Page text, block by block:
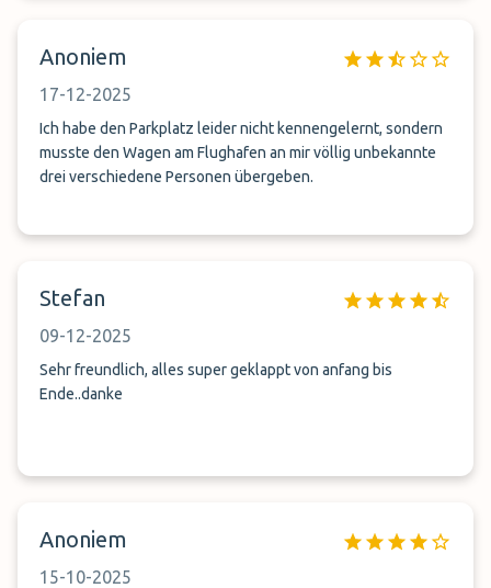
Anoniem
17-12-2025
Ich habe den Parkplatz leider nicht kennengelernt, sondern
musste den Wagen am Flughafen an mir völlig unbekannte
drei verschiedene Personen übergeben.
Stefan
09-12-2025
Sehr freundlich, alles super geklappt von anfang bis
Ende..danke
Anoniem
15-10-2025